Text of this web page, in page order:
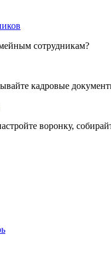
сотрудникам?
кадровые
воронку,